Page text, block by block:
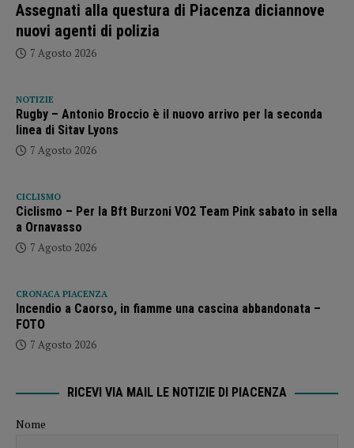
Assegnati alla questura di Piacenza diciannove
nuovi agenti di polizia
7 Agosto 2026
NOTIZIE
Rugby – Antonio Broccio è il nuovo arrivo per la seconda
linea di Sitav Lyons
7 Agosto 2026
CICLISMO
Ciclismo – Per la Bft Burzoni VO2 Team Pink sabato in sella
a Ornavasso
7 Agosto 2026
CRONACA PIACENZA
Incendio a Caorso, in fiamme una cascina abbandonata –
FOTO
7 Agosto 2026
RICEVI VIA MAIL LE NOTIZIE DI PIACENZA
Nome